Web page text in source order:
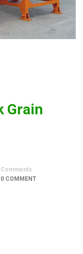
Grain
Comments
0 COMMENT